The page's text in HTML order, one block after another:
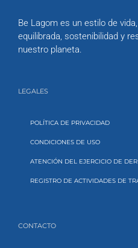
Be Lagom es un estilo de
equilibrada, sostenibilidad y
nuestro planeta.
LEGALES
POLÍTICA DE PRIVACIDAD
CONDICIONES DE USO
ATENCIÓN DEL EJERCICIO DE
REGISTRO DE ACTIVIDADES DE
CONTACTO